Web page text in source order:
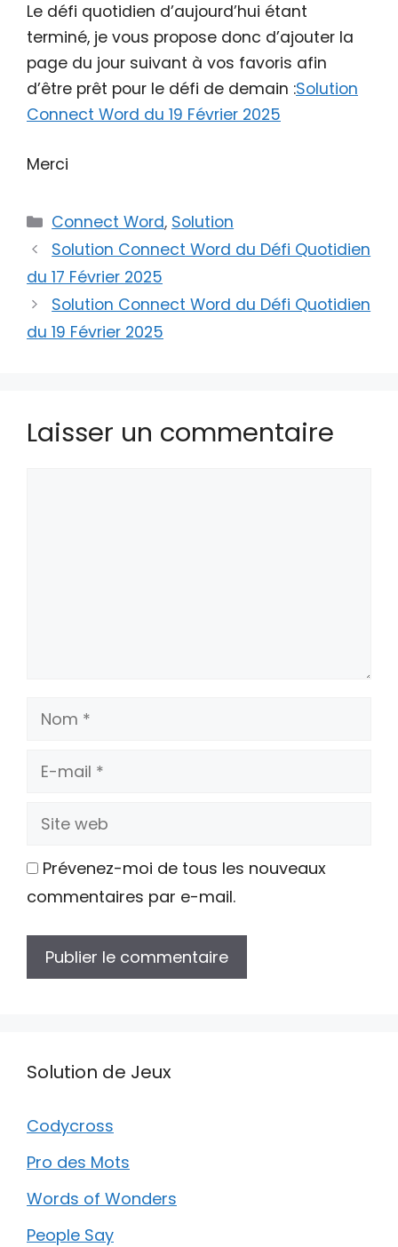
Le défi quotidien d’aujourd’hui étant
terminé, je vous propose donc d’ajouter la
page du jour suivant à vos favoris afin
d’être prêt pour le défi de demain :Solution
Connect Word du 19 Février 2025
Merci
Catégories
Connect Word, Solution
Solution Connect Word du Défi Quotidien
du 17 Février 2025
Solution Connect Word du Défi Quotidien
du 19 Février 2025
Laisser un commentaire
Nom
E-
Site
Prévenez-moi de tous les nouveaux
commentaires par e-mail.
Solution de Jeux
Codycross
Pro des Mots
Words of Wonders
People Say